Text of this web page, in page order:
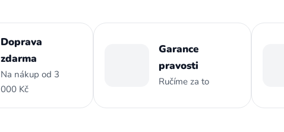
Doprava
zdarma
Na nákup od 3
000 Kč
Garance
pravosti
Ručíme za to